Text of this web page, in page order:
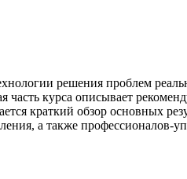
решения проблем
курса описывает
краткий обзор основных
а также профессионалов-